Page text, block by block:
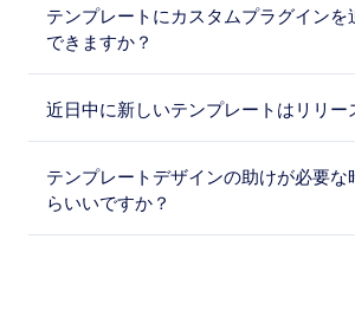
テンプレートにカスタムプラグインを
できますか？
近日中に新しいテンプレートはリリー
テンプレートデザインの助けが必要な
らいいですか？